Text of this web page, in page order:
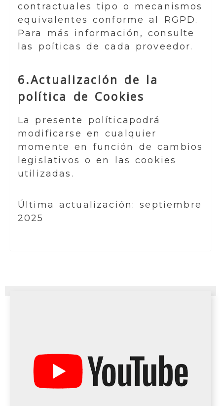
contractuales tipo o mecanismos
equivalentes conforme al RGPD.
Para más información, consulte
las poíticas de cada proveedor.
6.Actualización de la
política de Cookies
La presente políticapodrá
modificarse en cualquier
momente en función de cambios
legislativos o en las cookies
utilizadas.
Última actualización: septiembre
2025